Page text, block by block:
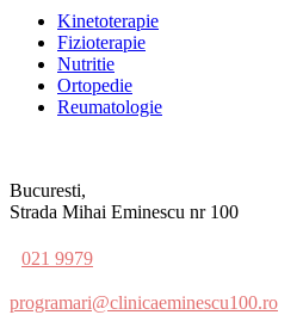
Kinetoterapie
Fizioterapie
Nutritie
Ortopedie
Reumatologie
Bucuresti,
Strada Mihai Eminescu nr 100
021 9979
programari@clinicaeminescu100.ro